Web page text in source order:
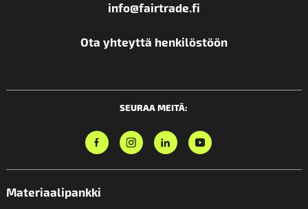
info@fairtrade.fi
Ota yhteyttä henkilöstöön
SEURAA MEITÄ:
Materiaalipankki